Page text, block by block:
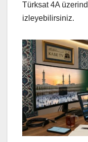
Türksat 4A
izleyebilirsiniz.